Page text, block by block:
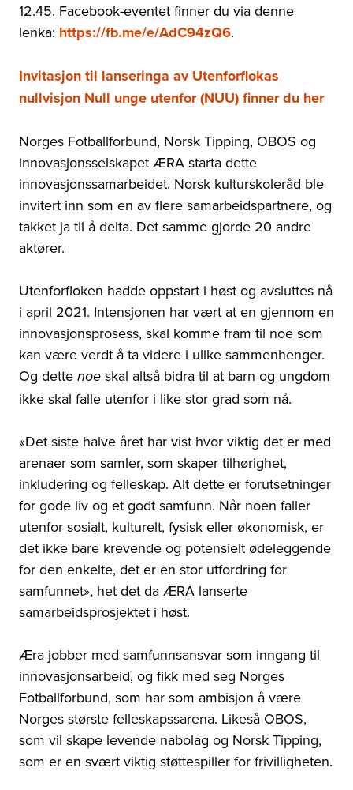
12.45. Facebook-eventet finner du via denne
lenka: https://fb.me/e/AdC94zQ6.
Invitasjon til lanseringa av Utenforflokas
nullvisjon Null unge utenfor (NUU) finner du her
Norges Fotballforbund, Norsk Tipping, OBOS og
innovasjonsselskapet ÆRA starta dette
innovasjonssamarbeidet. Norsk kulturskoleråd ble
invitert inn som en av flere samarbeidspartnere, og
takket ja til å delta. Det samme gjorde 20 andre
aktører.
Utenforfloken hadde oppstart i høst og avsluttes nå
i april 2021. Intensjonen har vært at en gjennom en
innovasjonsprosess, skal komme fram til noe som
kan være verdt å ta videre i ulike sammenhenger.
Og dette noe skal altså bidra til at barn og ungdom
ikke skal falle utenfor i like stor grad som nå.
«Det siste halve året har vist hvor viktig det er med
arenaer som samler, som skaper tilhørighet,
inkludering og felleskap. Alt dette er forutsetninger
for gode liv og et godt samfunn. Når noen faller
utenfor sosialt, kulturelt, fysisk eller økonomisk, er
det ikke bare krevende og potensielt ødeleggende
for den enkelte, det er en stor utfordring for
samfunnet», het det da ÆRA lanserte
samarbeidsprosjektet i høst.
Æra jobber med samfunnsansvar som inngang til
innovasjonsarbeid, og fikk med seg Norges
Fotballforbund, som har som ambisjon å være
Norges største felleskapssarena. Likeså OBOS,
som vil skape levende nabolag og Norsk Tipping,
som er en svært viktig støttespiller for frivilligheten.